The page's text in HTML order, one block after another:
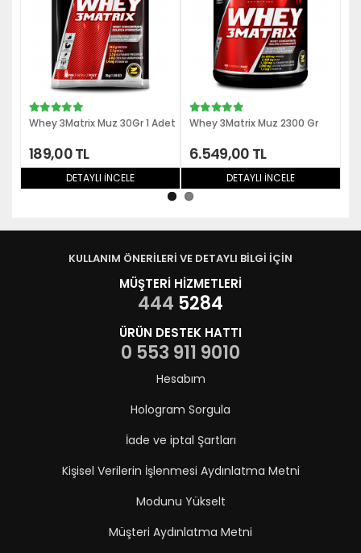
Whey 3Matrix Muz 30Gr 1 Adet
189,00 TL
DETAYLI İNCELE
Whey 3Matrix Muz 2300 Gr
6.549,00 TL
DETAYLI İNCELE
KULLANIM ÖNERİLERİ VE DETAYLI BİLGİ İÇİN
MÜŞTERİ HİZMETLERİ
444 5284
ÜRÜN DESTEK HATTI
0 553 911 9010
Hesabım
Hologram Sorgula
İade ve iptal Şartları
Kişisel Verilerin İşlenmesi Aydınlatma Metni
Modunu Yükselt
Müşteri Aydınlatma Metni